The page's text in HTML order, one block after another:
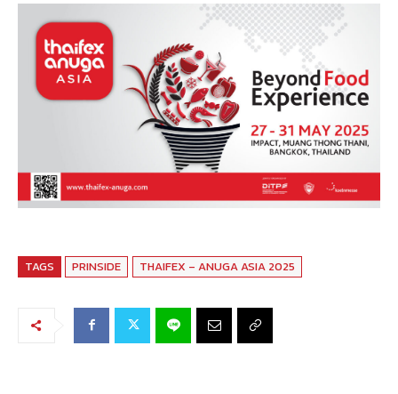
TAGS PRINSIDE THAIFEX – ANUGA ASIA 2025